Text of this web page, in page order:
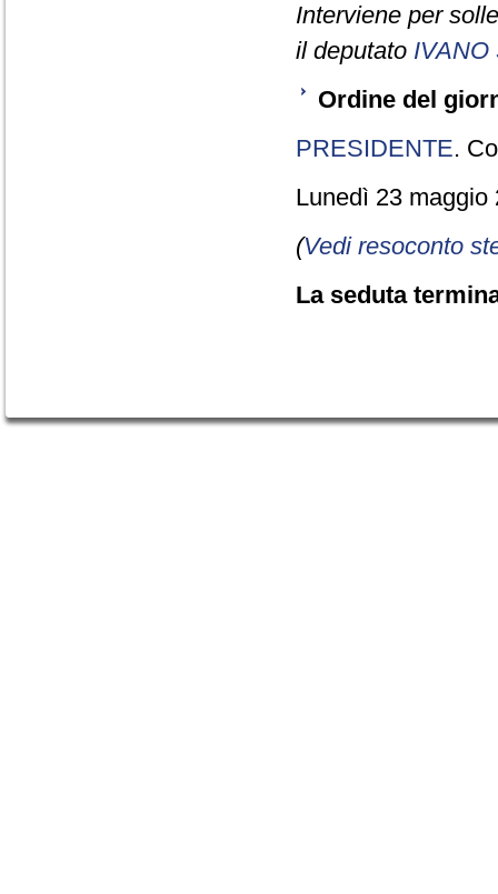
Interviene per
il deputato IVANO
Ordine del
PRESIDENTE.
Lunedì 23 maggio
(Vedi resoconto
La seduta